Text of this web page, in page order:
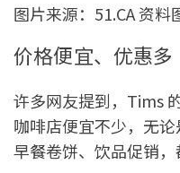
图片来源：51.CA 资料
价格便宜、优惠多
许多网友提到，Tims
咖啡店便宜不少，无
早餐卷饼、饮品促销，